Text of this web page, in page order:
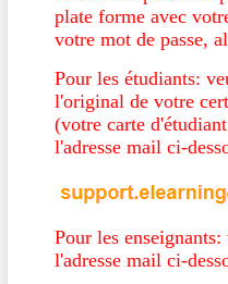
plate forme avec
votre mot de passe,
Pour les étudiants:
l'original de votre
(votre carte
l'adresse mail ci-
Pour les
l'adresse mail ci-